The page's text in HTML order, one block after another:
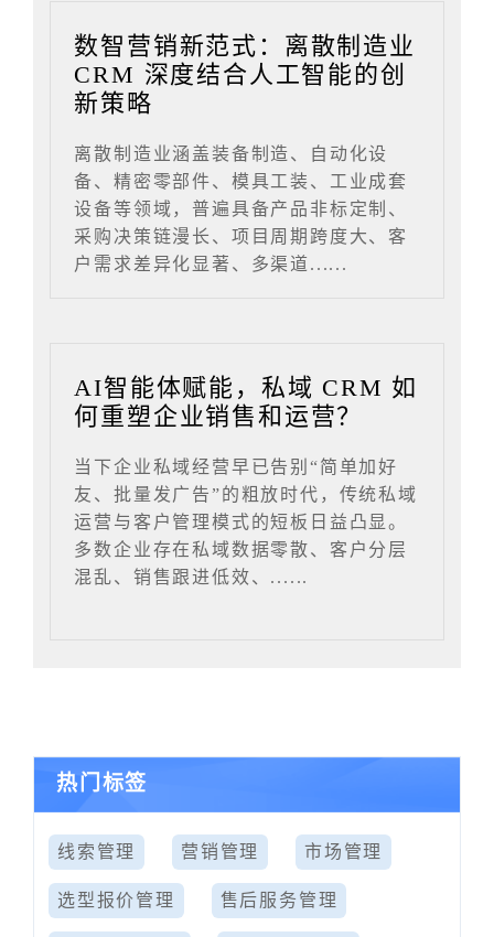
数智营销新范式：离散制造业
CRM 深度结合人工智能的创
新策略
离散制造业涵盖装备制造、自动化设
备、精密零部件、模具工装、工业成套
设备等领域，普遍具备产品非标定制、
采购决策链漫长、项目周期跨度大、客
户需求差异化显著、多渠道......
AI智能体赋能，私域 CRM 如
何重塑企业销售和运营？
当下企业私域经营早已告别“简单加好
友、批量发广告”的粗放时代，传统私域
运营与客户管理模式的短板日益凸显。
多数企业存在私域数据零散、客户分层
混乱、销售跟进低效、......
热门标签
线索管理 营销管理 市场管理
选型报价管理 售后服务管理